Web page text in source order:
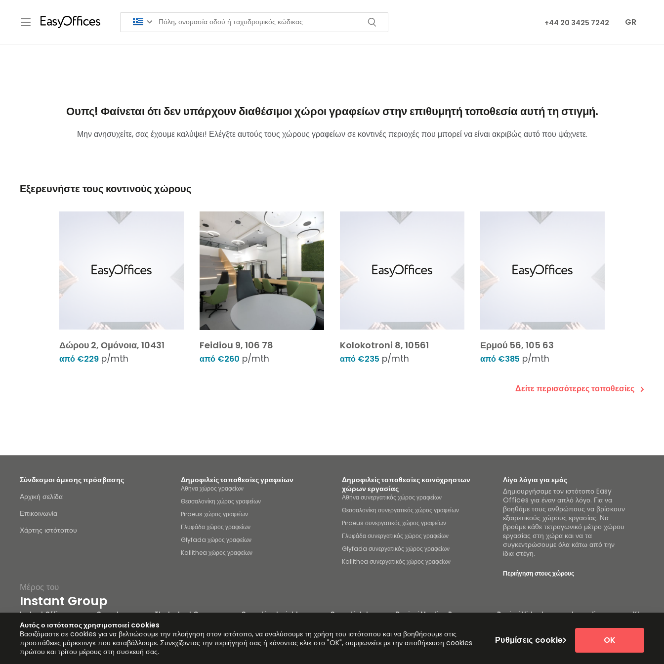
+44 20 3425 7242 GR
Ουπς! Φαίνεται ότι δεν υπάρχουν διαθέσιμοι χώροι γραφείων στην επιθυμητή τοποθεσία αυτή τη στιγμή.
Μην ανησυχείτε, σας έχουμε καλύψει! Ελέγξτε αυτούς τους χώρους γραφείων σε κοντινές περιοχές που μπορεί να είναι ακριβώς αυτό που ψάχνετε.
Εξερευνήστε τους κοντινούς χώρους
Δώρου 2, Ομόνοια, 10431
από €229 p/mth
Feidiou 9, 106 78
από €260 p/mth
Kolokotroni 8, 10561
από €235 p/mth
Ερμού 56, 105 63
από €385 p/mth
Δείτε περισσότερες τοποθεσίες
Σύνδεσμοι άμεσης πρόσβασης
Αρχική σελίδα
Επικοινωνία
Χάρτης ιστότοπου
Δημοφιλείς τοποθεσίες γραφείων
Αθήνα χώρος γραφείων
Θεσσαλονίκη χώρος γραφείων
Piraeus χώρος γραφείων
Γλυφάδα χώρος γραφείων
Glyfada χώρος γραφείων
Kallithea χώρος γραφείων
Δημοφιλείς τοποθεσίες κοινόχρηστων
χώρων εργασίας
Αθήνα συνεργατικός χώρος γραφείων
Θεσσαλονίκη συνεργατικός χώρος γραφείων
Piraeus συνεργατικός χώρος γραφείων
Γλυφάδα συνεργατικός χώρος γραφείων
Glyfada συνεργατικός χώρος γραφείων
Kallithea συνεργατικός χώρος γραφείων
Λίγα λόγια για εμάς
Δημιουργήσαμε τον ιστότοπο Easy
Offices για έναν απλό λόγο. Για να
βοηθάμε τους ανθρώπους να βρίσκουν
εξαιρετικούς χώρους εργασίας. Να
βρούμε κάθε τετραγωνικό μέτρο χώρου
εργασίας στη χώρα και να τα
συγκεντρώσουμε όλα κάτω από την
ίδια στέγη.
Περιήγηση στους χώρους
Instant Offices Coworker The Instant Group Coworking Insights Coworkintel Davinci Meeting Rooms Davinci Virtual Incendium Yta
Μέρος του
Instant Group
Χάρτης ιστότοπου Περίοδος μίσθωσης Απόρρητο
ΠΛΗΡΟΦΟΡΙΕΣ
δικαιώματος.
Αυτός ο ιστότοπος χρησιμοποιεί cookies
Βασιζόμαστε σε cookies για να βελτιώσουμε την πλοήγηση στον ιστότοπο, να αναλύσουμε τη χρήση του ιστότοπου και να βοηθήσουμε στις
προσπάθειες μάρκετινγκ που καταβάλλουμε. Συνεχίζοντας την περιήγησή σας ή κάνοντας κλικ στο "OK", συμφωνείτε με την αποθήκευση cookies
πρώτου και τρίτου μέρους στη συσκευή σας.
Ρυθμίσεις cookie OK